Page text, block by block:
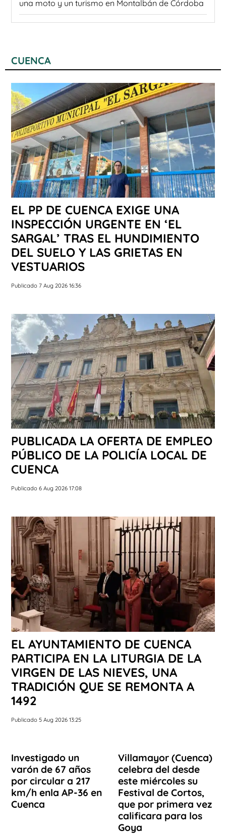
una moto y un turismo en Montalbán de Córdoba
CUENCA
EL PP DE CUENCA EXIGE UNA
INSPECCIÓN URGENTE EN ‘EL
SARGAL’ TRAS EL HUNDIMIENTO
DEL SUELO Y LAS GRIETAS EN
VESTUARIOS
Publicado 7 Aug 2026 16:36
PUBLICADA LA OFERTA DE EMPLEO
PÚBLICO DE LA POLICÍA LOCAL DE
CUENCA
Publicado 6 Aug 2026 17:08
EL AYUNTAMIENTO DE CUENCA
PARTICIPA EN LA LITURGIA DE LA
VIRGEN DE LAS NIEVES, UNA
TRADICIÓN QUE SE REMONTA A
1492
Publicado 5 Aug 2026 13:25
Investigado un
varón de 67 años
por circular a 217
km/h enla AP-36 en
Cuenca
Villamayor (Cuenca)
celebra del desde
este miércoles su
Festival de Cortos,
que por primera vez
calificara para los
Goya